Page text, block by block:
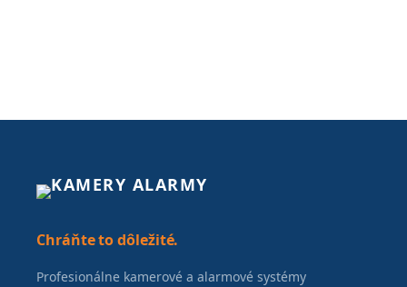
Chráňte to dôležité.
Profesionálne kamerové a alarmové systémy